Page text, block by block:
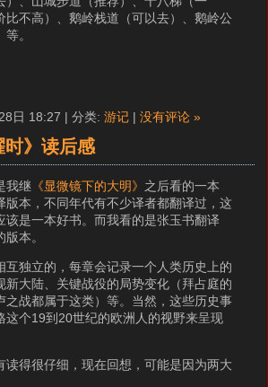
比不高）、鹅岭栈道（可以去）、鹅岭公
。
日 18:27 | 分类: 游记 | 没有评论 »
时》读后感
我继 《显微镜下的大明》 之后看的一本
版本，不同年代有不少译者都翻译过，这
该是一本好书。而我看的是张玉书翻译
本。
互独立的，每章会记录一个人类历史上的
新大陆、关键战役的局势变化（拜占庭的
之战都属于这类）等。当然，这些历史事
这个19到20世纪的欧洲人的视野来呈现
读得很仔细，现在回想，可能是因为两大